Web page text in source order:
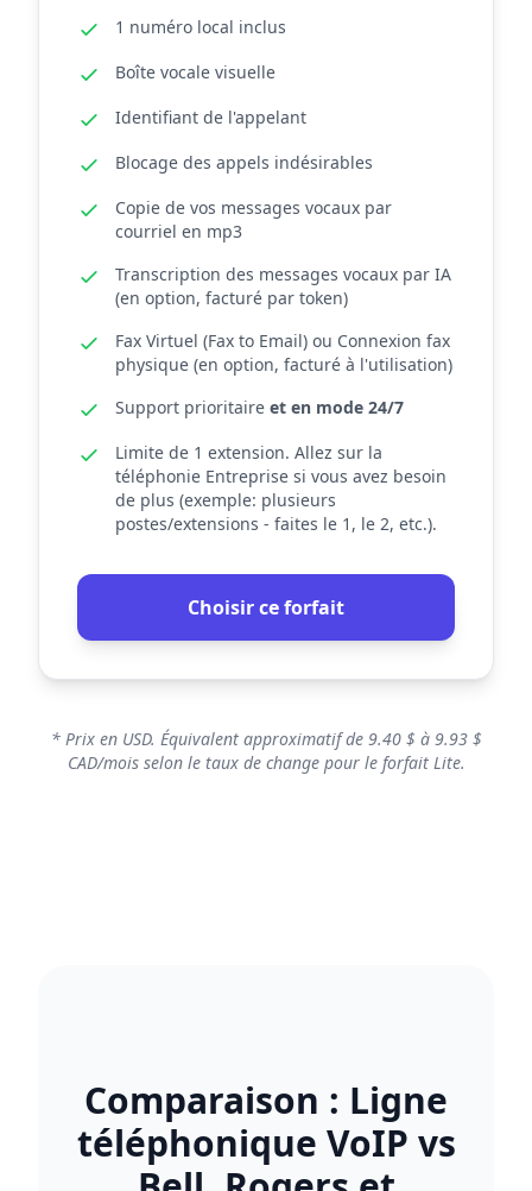
1 numéro local inclus
Boîte vocale visuelle
Identifiant de l'appelant
Blocage des appels indésirables
Copie de vos messages vocaux par
courriel en mp3
Transcription des messages vocaux par IA
(en option, facturé par token)
Fax Virtuel (Fax to Email) ou Connexion fax
physique (en option, facturé à l'utilisation)
Support prioritaire et en mode 24/7
Limite de 1 extension. Allez sur la
téléphonie Entreprise si vous avez besoin
de plus (exemple: plusieurs
postes/extensions - faites le 1, le 2, etc.).
Choisir ce forfait
* Prix en USD. Équivalent approximatif de 9.40 $ à 9.93 $
CAD/mois selon le taux de change pour le forfait Lite.
Comparaison : Ligne
téléphonique VoIP vs